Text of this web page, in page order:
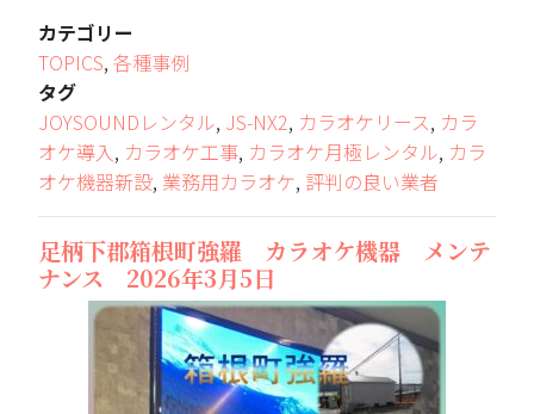
カテゴリー
TOPICS, 各種事例
タグ
JOYSOUNDレンタル, JS-NX2, カラオケリース, カラ
オケ導入, カラオケ工事, カラオケ月極レンタル, カラ
オケ機器新設, 業務用カラオケ, 評判の良い業者
足柄下郡箱根町強羅 カラオケ機器 メンテ
ナンス 2026年3月5日